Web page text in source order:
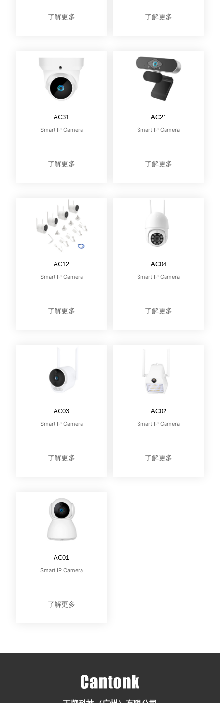
了解更多 了解更多
AC31
Smart IP Camera
了解更多
AC21
Smart IP Camera
了解更多
AC12
Smart IP Camera
了解更多
AC04
Smart IP Camera
了解更多
AC03
Smart IP Camera
了解更多
AC02
Smart IP Camera
了解更多
AC01
Smart IP Camera
了解更多